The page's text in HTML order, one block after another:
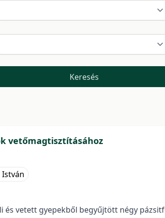
Keresés
vetőmagtisztításához
István
vetett gyepekből begyűjtött négy